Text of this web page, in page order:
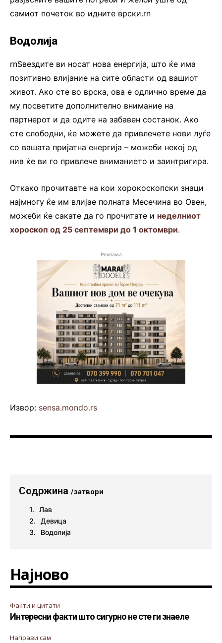
самиот почеток во идните врски.rn
Водолија
rnЅвездите ви носат нова енергија, што ќе има
позитивно влијание на сите области од вашиот
живот. Ако сте во врска, ова е одлично време да
му посветите дополнително внимание на
партнерот и да одите на забавен состанок. Ако
сте слободни, ќе можете да привлечете нови луѓе
со вашата пријатна енергија – можеби некој од
нив ќе ви го привлече вниманието и заинтригира.
Откако прочитавте на кои хорокоскопски знаци
најмногу ќе им влијае полната Месечина во Овен,
можеби ќе сакате да го прочитате и неделниот
хороскоп од 25 септември до 1 октомври.
Реклама
Извор: sensa.mondo.rs
Содржина /затвори
Лав
Девица
Водолија
Најново
Факти и цитати
Интересни факти што сигурно не сте ги знаеле
Направи сам